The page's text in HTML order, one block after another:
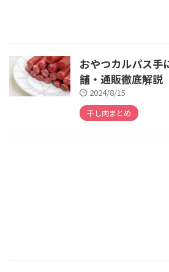
おやつカルパス手
舗・通販徹底解説
2024/8/15
干し肉まとめ